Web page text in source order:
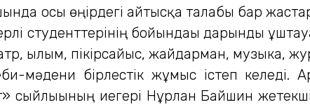
осы өңірдегі айтысқа талабы бар
студенттерінің бойындағы дарынды
ғылым, пікірсайыс, жайдарман, музыка,
мәдени бірлестік жұмыс істеп келеді.
иегері Нұрлан Байшин